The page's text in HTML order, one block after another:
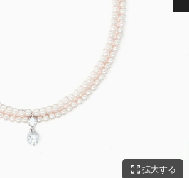
zoom_out_map 拡大する